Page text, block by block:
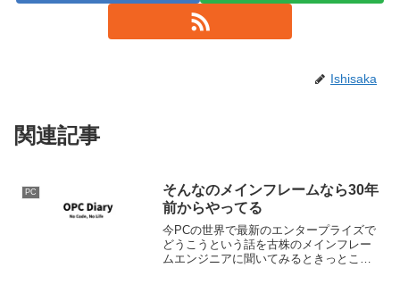
Ishisaka
関連記事
PC
そんなのメインフレームなら30年
前からやってる
今PCの世界で最新のエンタープライズで
どうこうという話を古株のメインフレー
ムエンジニアに聞いてみるときっとこう